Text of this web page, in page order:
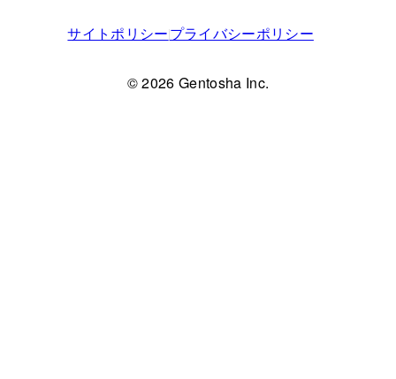
サイトポリシープライバシーポリシー
© 2026 Gentosha Inc.